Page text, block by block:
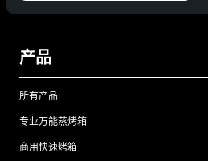
产品
所有产品
专业万能蒸烤箱
商用快速烤箱